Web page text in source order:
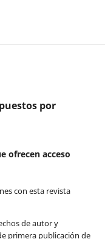
por
ofrecen acceso
con esta revista
de autor y
primera publicación de